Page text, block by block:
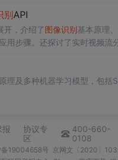
别API
开，介绍了图像识别基本原理
用步骤。还探讨了实时视频流
理及多种机器学习模型，包
报
协议专
区
400-660-
0108
备19004658号 京网文〔2020〕